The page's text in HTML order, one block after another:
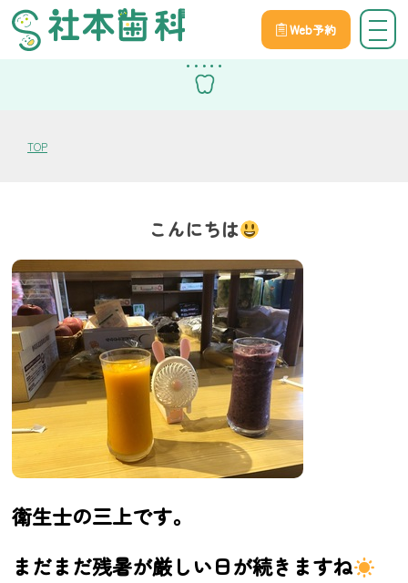
Web予約
スタッフブログ
TOP
こんにちは
衛生士の三上です。
まだまだ残暑が厳しい日が続きますね